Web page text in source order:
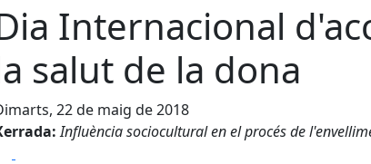
Internacional
salut de la dona
22 de maig de 2018
Influència sociocultural en el procés de